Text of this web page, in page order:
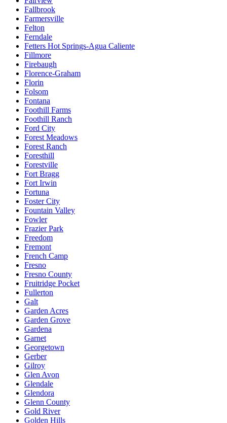
Fallbrook
Farmersville
Felton
Ferndale
Fetters Hot Springs-Agua Caliente
Fillmore
Firebaugh
Florence-Graham
Florin
Folsom
Fontana
Foothill Farms
Foothill Ranch
Ford City
Forest Meadows
Forest Ranch
Foresthill
Forestville
Fort Bragg
Fort Irwin
Fortuna
Foster City
Fountain Valley
Fowler
Frazier Park
Freedom
Fremont
French Camp
Fresno
Fresno County
Fruitridge Pocket
Fullerton
Galt
Garden Acres
Garden Grove
Gardena
Garnet
Georgetown
Gerber
Gilroy
Glen Avon
Glendale
Glendora
Glenn County
Gold River
Golden Hills